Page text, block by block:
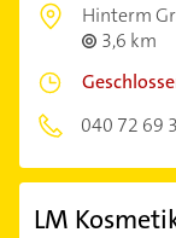
Hinterm
3,6 km
040 72 69
LM